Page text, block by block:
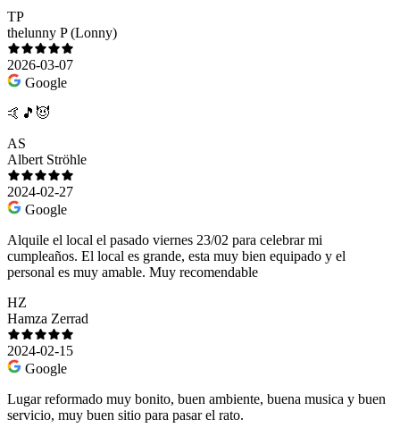
TP
thelunny P (Lonny)
2026-03-07
Google
🤙🎵😈
AS
Albert Ströhle
2024-02-27
Google
Alquile el local el pasado viernes 23/02 para celebrar mi
cumpleaños. El local es grande, esta muy bien equipado y el
personal es muy amable. Muy recomendable
HZ
Hamza Zerrad
2024-02-15
Google
Lugar reformado muy bonito, buen ambiente, buena musica y buen
servicio, muy buen sitio para pasar el rato.